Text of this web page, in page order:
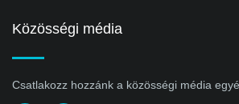
Közösségi média
Csatlakozz hozzánk a közösségi média